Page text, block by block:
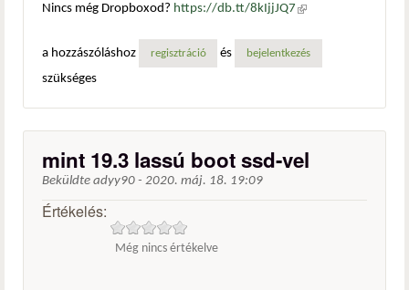
Nincs még Dropboxod? https://db.tt/8kIjjJQ7 (külső
a hozzászóláshoz
regisztráció és bejelentkezés
szükséges
mint 19.3 lassú boot ssd-vel
Beküldte adyy90 - 2020. máj. 18. 19:09
Értékelés:
Még nincs értékelve